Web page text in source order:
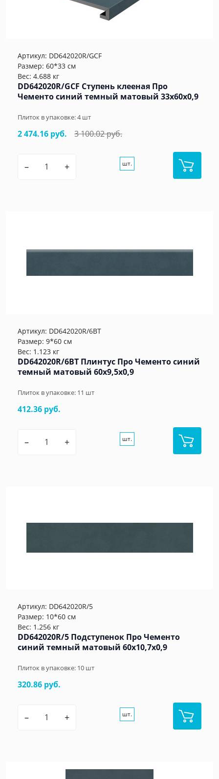
Артикул: DD642020R/GCF
Размер: 60*33 см
Вес: 4.688 кг
DD642020R/GCF Ступень клееная Про
Чементо синий темный матовый 33x60x0,9
Плиток в упаковке:4шт
2 474.16 руб. 3 100.02 руб.
– + шт.
Артикул: DD642020R/6BT
Размер: 9*60 см
Вес: 1.123 кг
DD642020R/6BT Плинтус Про Чементо синий
темный матовый 60x9,5x0,9
Плиток в упаковке: 11 шт
412.36 руб.
– + шт.
Артикул: DD642020R/5
Размер: 10*60 см
Вес: 1.256 кг
DD642020R/5 Подступенок Про Чементо
синий темный матовый 60x10,7x0,9
Плиток в упаковке: 10 шт
320.86 руб.
– + шт.